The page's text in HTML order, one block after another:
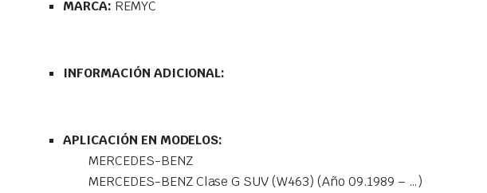
MARCA: REMYC
INFORMACIÓN ADICIONAL:
APLICACIÓN EN MODELOS:
MERCEDES-BENZ
MERCEDES-BENZ Clase G SUV (W463) (Año 09.1989 – …)